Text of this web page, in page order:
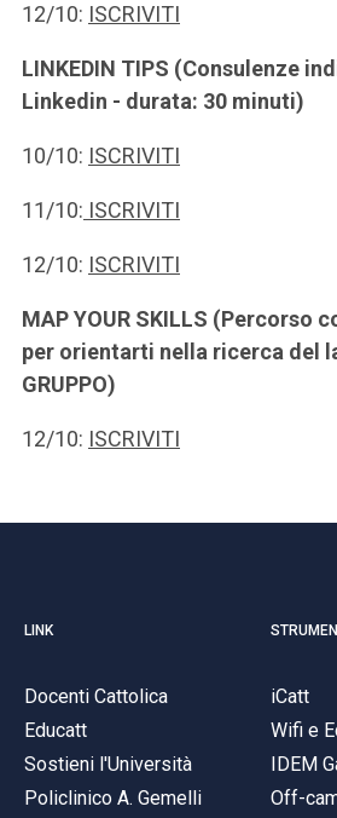
12/10: ISCRIVITI
LINKEDIN TIPS (Consulenze
Linkedin - durata: 30 minuti)
10/10: ISCRIVITI
11/10: ISCRIVITI
12/10: ISCRIVITI
MAP YOUR SKILLS (Percorso
per orientarti nella ricerca del
GRUPPO)
12/10: ISCRIVITI
LINK
Docenti Cattolica
Educatt
Sostieni l'Università
Policlinico A. Gemelli
iCatt
Wifi e
IDEM
Off-